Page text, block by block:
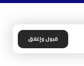
قبول وإغلاق